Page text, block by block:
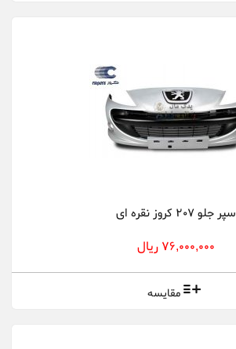
سپر جلو 207 کروز نقره ای
76,000,000 ریال
مقایسه